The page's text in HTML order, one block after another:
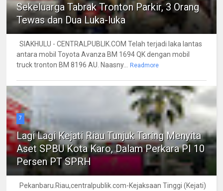
Sekeluarga Tabrak Tronton Parkir, 3 Orang
Tewas dan Dua Luka-luka
SIAKHULU - CENTRALPUBLIK.COM Telah terjadi laka lantas
antara mobil Toyota Avanza BM 1694 QK dengan mobil
truck tronton BM 8196 AU. Naasny...
Readmore
7
Lagi Lagi Kejati Riau Tunjuk Taring Menyita
Aset SPBU Kota Karo, Dalam Perkara PI 10
Persen PT SPRH
Pekanbaru.Riau,centralpublik.com-Kejaksaan Tinggi (Kejati)